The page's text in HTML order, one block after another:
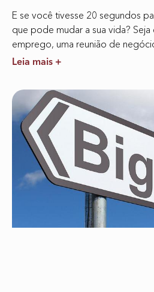
E se você tivesse 20 segundos
que pode mudar a sua vida?
emprego, uma reunião de
Leia mais +